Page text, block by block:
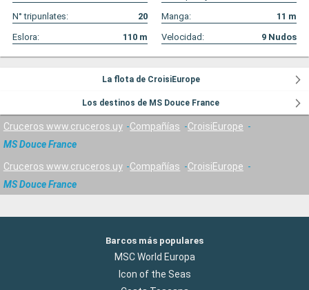
N° tripunlates:
20 Manga: 11 m
Eslora:
110 m Velocidad: 9 Nudos
La flota de CroisiEurope
Los destinos de MS Douce France
Cruceros www.cruceros.uy Compañías
CroisiEurope
MS Douce France
Cruceros www.cruceros.uy Compañías
CroisiEurope
MS Douce France
Barcos más populares
MSC World Europa
Icon of the Seas